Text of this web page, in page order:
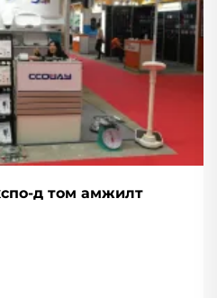
д том амжилт